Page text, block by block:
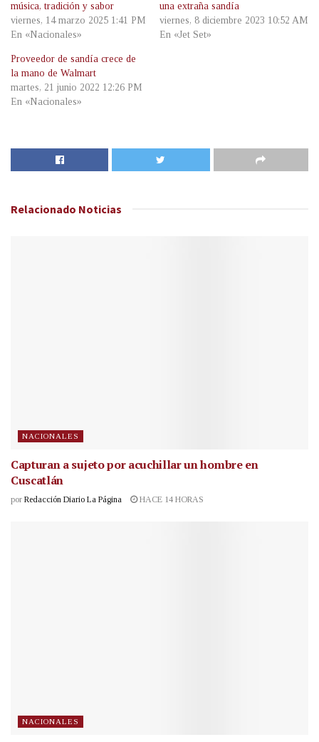
música, tradición y sabor
viernes, 14 marzo 2025 1:41 PM
En «Nacionales»
una extraña sandía
viernes, 8 diciembre 2023 10:52 AM
En «Jet Set»
Proveedor de sandía crece de
la mano de Walmart
martes, 21 junio 2022 12:26 PM
En «Nacionales»
Relacionado Noticias
NACIONALES
Capturan a sujeto por acuchillar un hombre en
Cuscatlán
por Redacción Diario La Página HACE 14 HORAS
NACIONALES